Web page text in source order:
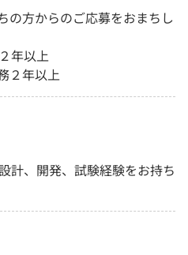
の方からのご応募をおまちし
年以上
２年以上
計、開発、試験経験をお持ち